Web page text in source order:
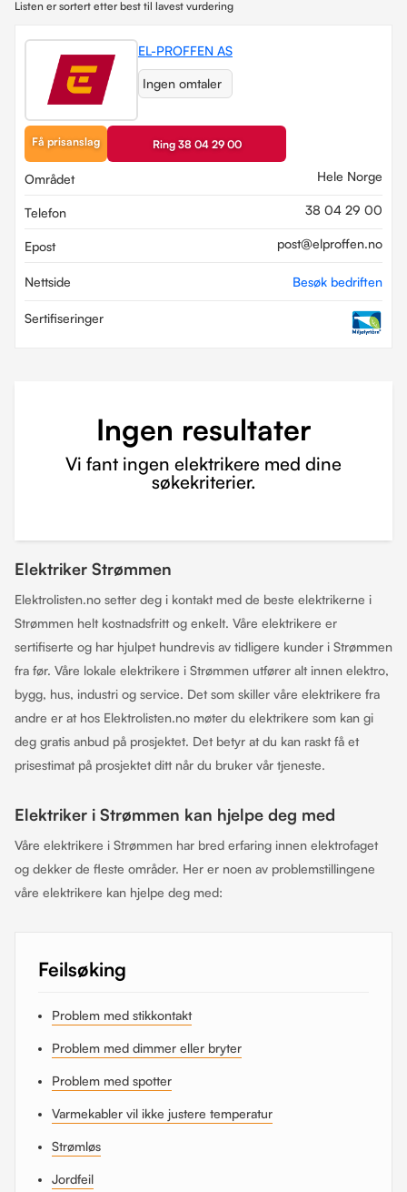
Listen er sortert etter best til lavest vurdering
EL-PROFFEN AS
Ingen omtaler
Få prisanslag Ring 38 04 29 00
Området Hele Norge
Telefon 38 04 29 00
Epost post@elproffen.no
Nettside Besøk bedriften
Sertifiseringer
Ingen resultater
Vi fant ingen elektrikere med dine
søkekriterier.
Elektriker Strømmen
Elektrolisten.no setter deg i kontakt med de beste elektrikerne i
Strømmen helt kostnadsfritt og enkelt. Våre elektrikere er
sertifiserte og har hjulpet hundrevis av tidligere kunder i Strømmen
fra før. Våre lokale elektrikere i Strømmen utfører alt innen elektro,
bygg, hus, industri og service. Det som skiller våre elektrikere fra
andre er at hos Elektrolisten.no møter du elektrikere som kan gi
deg gratis anbud på prosjektet. Det betyr at du kan raskt få et
prisestimat på prosjektet ditt når du bruker vår tjeneste.
Elektriker i Strømmen kan hjelpe deg med
Våre elektrikere i Strømmen har bred erfaring innen elektrofaget
og dekker de fleste områder. Her er noen av problemstillingene
våre elektrikere kan hjelpe deg med:
Feilsøking
Problem med stikkontakt
Problem med dimmer eller bryter
Problem med spotter
Varmekabler vil ikke justere temperatur
Strømløs
Jordfeil